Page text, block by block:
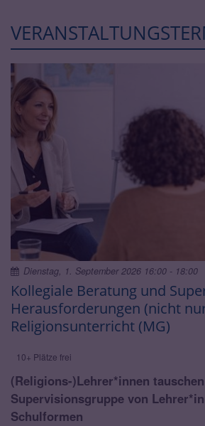
Kollegiale Beratung und
Herausforderungen (nicht
Religionsunterricht (MG)
10+ Plätze frei
Dienstag, 1. September 2026 16:00 - 18:00
(Religions-)Lehrer*innen
Supervisionsgruppe von
Schulformen